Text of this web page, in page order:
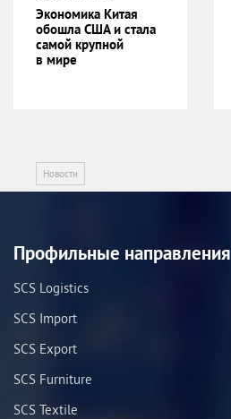
Новости
Экономика Китая
обошла США и стала
самой крупной
в мире
Профильные направления
SCS Logistics
SCS Import
SCS Export
SCS Furniture
SCS Textile